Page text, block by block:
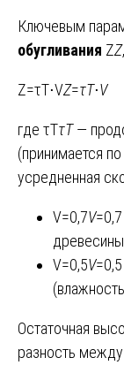
Ключевым
обугливания ZZ
Z=τT⋅VZ=τT​⋅V
где τTτT —
(принимается
усредненная
V=0,7V
V=0,5V
Остаточная
разность между